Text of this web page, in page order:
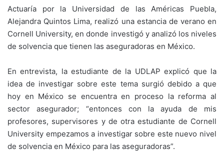
Actuaría por la Universidad de las Américas Puebla,
Alejandra Quintos Lima, realizó una estancia de verano en
Cornell University, en donde investigó y analizó los niveles
de solvencia que tienen las aseguradoras en México.
En entrevista, la estudiante de la UDLAP explicó que la
idea de investigar sobre este tema surgió debido a que
hoy en México se encuentra en proceso la reforma al
sector asegurador; “entonces con la ayuda de mis
profesores, supervisores y de otra estudiante de Cornell
University empezamos a investigar sobre este nuevo nivel
de solvencia en México para las aseguradoras”.